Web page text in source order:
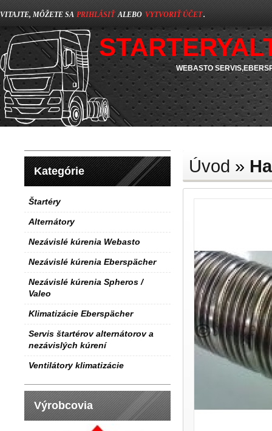
VITAJTE, MÔŽETE SA PRIHLÁSIŤ ALEBO VYTVORIŤ ÚČET.
WEBASTO
Kategórie
Štartéry
Alternátory
Nezávislé kúrenia Webasto
Nezávislé kúrenia Eberspächer
Nezávislé kúrenia Spheros /
Valeo
Klimatizácie Eberspächer
Servis štartérov alternátorov a
nezávislých kúrení
Ventilátory klimatizácie
Výrobcovia
Úvod »